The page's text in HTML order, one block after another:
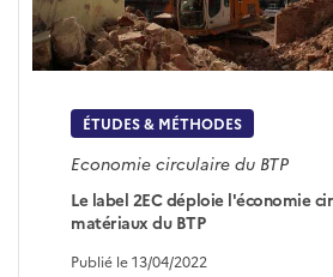
ÉTUDES & MÉTHODES
Economie circulaire du BTP
Le label 2EC déploie l'économie
matériaux du BTP
Publié le 13/04/2022